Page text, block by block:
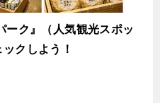
ーク』（人気観光スポッ
クしよう！